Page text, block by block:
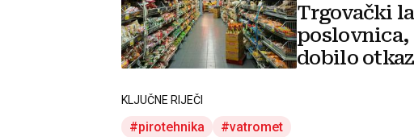
Trgovački
poslovnica,
dobilo otkaz
KLJUČNE RIJEČI
pirotehnika vatromet